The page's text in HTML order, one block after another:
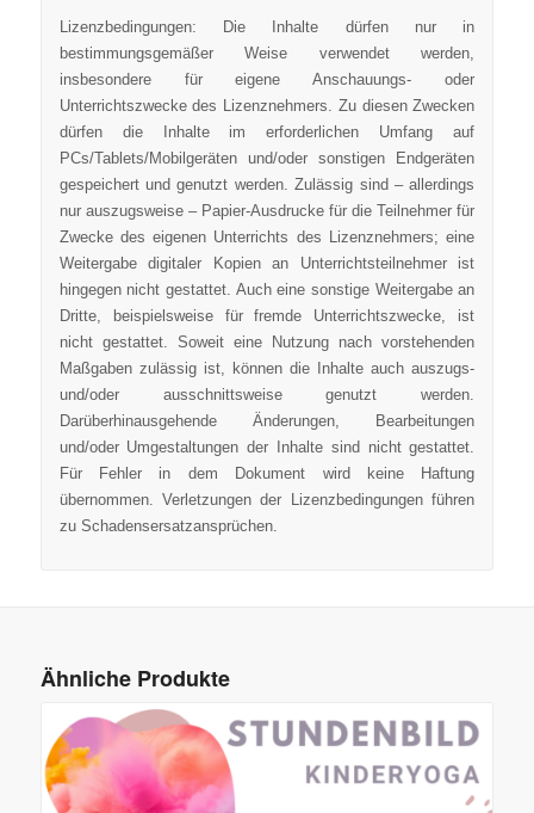
Lizenzbedingungen: Die Inhalte dürfen nur in
bestimmungsgemäßer Weise verwendet werden,
insbesondere für eigene Anschauungs- oder
Unterrichtszwecke des Lizenznehmers. Zu diesen Zwecken
dürfen die Inhalte im erforderlichen Umfang auf
PCs/Tablets/Mobilgeräten und/oder sonstigen Endgeräten
gespeichert und genutzt werden. Zulässig sind – allerdings
nur auszugsweise – Papier-Ausdrucke für die Teilnehmer für
Zwecke des eigenen Unterrichts des Lizenznehmers; eine
Weitergabe digitaler Kopien an Unterrichtsteilnehmer ist
hingegen nicht gestattet. Auch eine sonstige Weitergabe an
Dritte, beispielsweise für fremde Unterrichtszwecke, ist
nicht gestattet. Soweit eine Nutzung nach vorstehenden
Maßgaben zulässig ist, können die Inhalte auch auszugs-
und/oder ausschnittsweise genutzt werden.
Darüberhinausgehende Änderungen, Bearbeitungen
und/oder Umgestaltungen der Inhalte sind nicht gestattet.
Für Fehler in dem Dokument wird keine Haftung
übernommen. Verletzungen der Lizenzbedingungen führen
zu Schadensersatzansprüchen.
Ähnliche Produkte